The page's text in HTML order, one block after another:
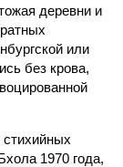
деревни и
или
без крова,
стихийных
1970 года,